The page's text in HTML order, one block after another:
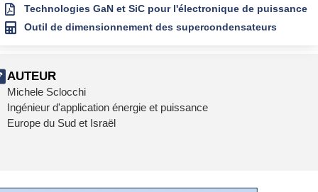
Technologies GaN et SiC pour l'électronique de puissance
Outil de dimensionnement des supercondensateurs
AUTEUR
Michele Sclocchi
Ingénieur d'application énergie et puissance
Europe du Sud et Israël